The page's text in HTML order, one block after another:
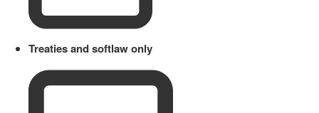
Treaties and softlaw only